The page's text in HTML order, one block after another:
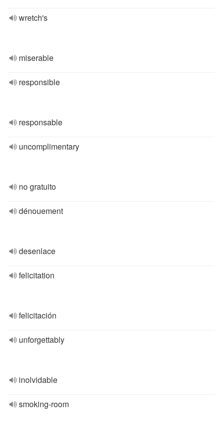
wretch's
miserable
responsible
responsable
uncomplimentary
no gratuito
dénouement
desenlace
felicitation
felicitación
unforgettably
inolvidable
smoking-room